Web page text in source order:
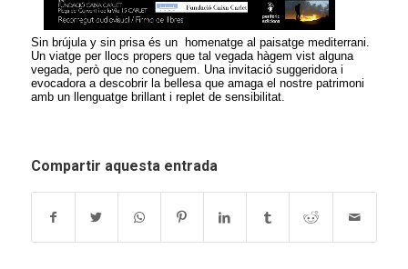
Sin brújula y sin prisa és un homenatge al paisatge mediterrani
Un viatge per llocs propers que tal vegada hàgem vist alguna
vegada, però que no coneguem Una invitaciósuggeridora i
evocadora a descobrir la bellesa que amaga el nostre patrimoni
amb un llenguatge brillant i replet de sensibilitat.
Compartir aquesta entrada